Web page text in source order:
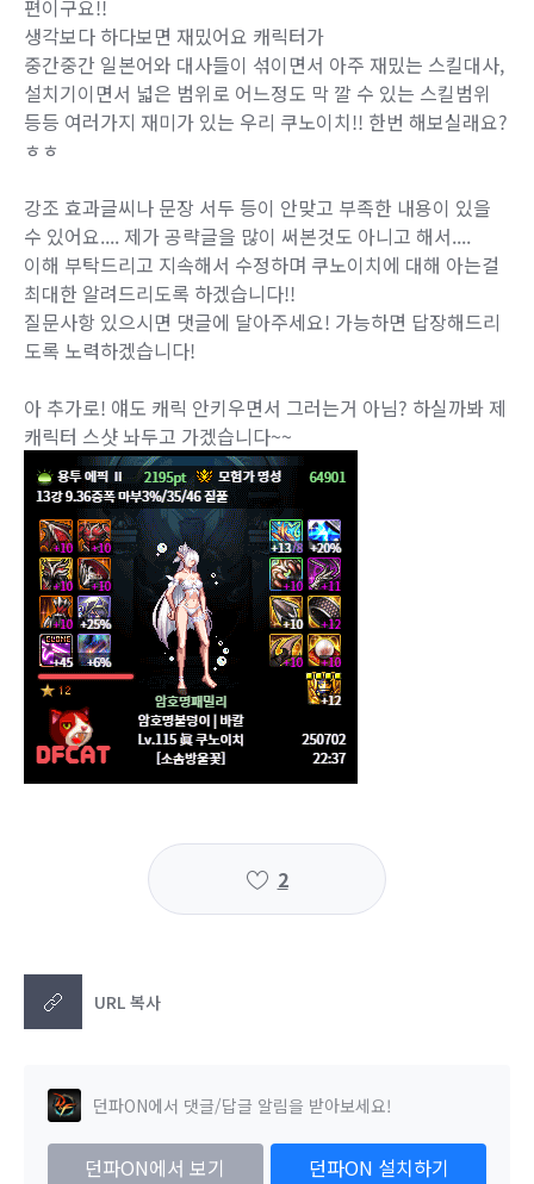
편이구요!!
생각보다 하다보면 재밌어요 캐릭터가
중간중간 일본어와 대사들이 섞이면서 아주 재밌는 스킬대사,
설치기이면서 넓은 범위로 어느정도 막 깔 수 있는 스킬범위
등등 여러가지 재미가 있는 우리 쿠노이치!! 한번 해보실래요?
ㅎㅎ
강조 효과글씨나 문장 서두 등이 안맞고 부족한 내용이 있을
수 있어요.... 제가 공략글을 많이 써본것도 아니고 해서....
이해 부탁드리고 지속해서 수정하며 쿠노이치에 대해 아는걸
최대한 알려드리도록 하겠습니다!!
질문사항 있으시면 댓글에 달아주세요! 가능하면 답장해드리
도록 노력하겠습니다!
아 추가로! 얘도 캐릭 안키우면서 그러는거 아님? 하실까봐 제
캐릭터 스샷 놔두고 가겠습니다~~
2
URL 복사
던파ON에서 댓글/답글 알림을 받아보세요!
던파ON에서 보기 던파ON 설치하기